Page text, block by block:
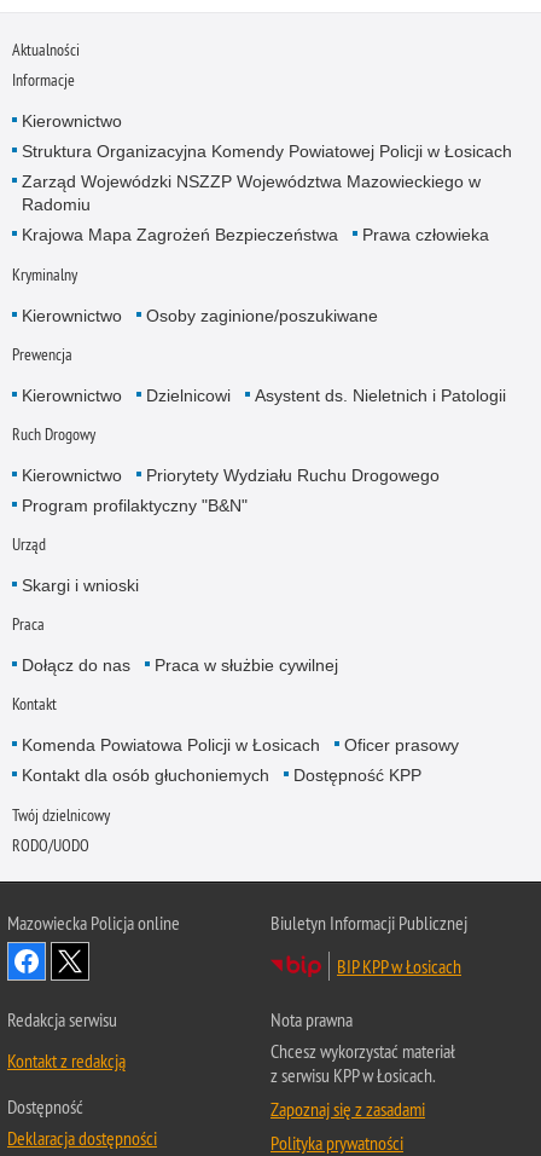
Aktualności
Informacje
Kierownictwo
Struktura Organizacyjna Komendy Powiatowej Policji w Łosicach
Zarząd Wojewódzki NSZZP Województwa Mazowieckiego w
Radomiu
Krajowa Mapa Zagrożeń Bezpieczeństwa
Prawa człowieka
Kryminalny
Kierownictwo Osoby zaginione/poszukiwane
Prewencja
Kierownictwo Dzielnicowi Asystent ds. Nieletnich i Patologii
Ruch Drogowy
Kierownictwo
Priorytety Wydziału Ruchu Drogowego
Program profilaktyczny "B&N"
Urząd
Skargi i wnioski
Praca
Dołącz do nas Praca w służbie cywilnej
Kontakt
Komenda Powiatowa Policji w Łosicach
Oficer prasowy
Kontakt dla osób głuchoniemych
Dostępność KPP
Twój dzielnicowy
RODO/UODO
Mazowiecka Policja online
Biuletyn Informacji Publicznej
BIP KPP w Łosicach
Redakcja serwisu
Kontakt z redakcją
Dostępność
Deklaracja dostępności
Nota prawna
Chcesz wykorzystać materiał
z serwisu KPP w Łosicach.
Zapoznaj się z zasadami
Polityka prywatności